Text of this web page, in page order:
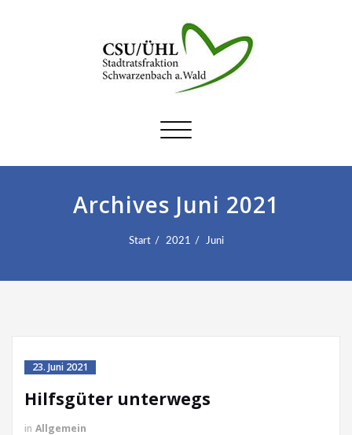
Schalte
Archives Juni 2021
Start 2021 Juni
23. Juni 2021
Hilfsgüter unterwegs
in Allgemein